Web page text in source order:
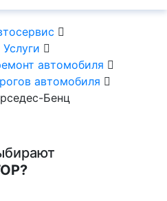
Услуги
автомобиля
автомобиля
Бенц